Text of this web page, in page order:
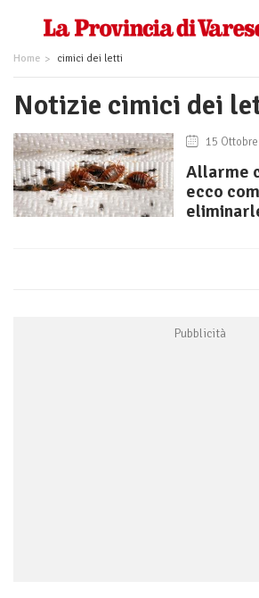
Home cimici dei letti
Notizie cimici dei
15
Allarme
ecco